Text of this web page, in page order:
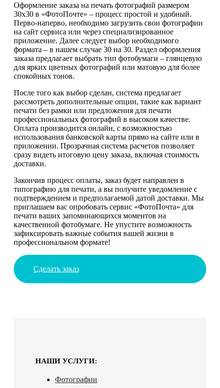
Оформление заказа на печать фотографий размером
30х30 в «ФотоПочте» – процесс простой и удобный.
Перво-наперво, необходимо загрузить свои фотографии
на сайт сервиса или через специализированное
приложение. Далее следует выбор необходимого
формата – в нашем случае 30 на 30. Раздел оформления
заказа предлагает выбрать тип фотобумаги – глянцевую
для ярких цветных фотографий или матовую для более
спокойных тонов.
После того как выбор сделан, система предлагает
рассмотреть дополнительные опции, такие как вариант
печати без рамки или предложения для печати
профессиональных фотографий в высоком качестве.
Оплата производится онлайн, с возможностью
использования банковской карты прямо на сайте или в
приложении. Прозрачная система расчетов позволяет
сразу видеть итоговую цену заказа, включая стоимость
доставки.
Закончив процесс оплаты, заказ будет направлен в
типографию для печати, а вы получите уведомление с
подтверждением и предполагаемой датой доставки. Мы
приглашаем вас опробовать сервис «ФотоПочта» для
печати ваших запоминающихся моментов на
качественной фотобумаге. Не упустите возможность
зафиксировать важные события вашей жизни в
профессиональном формате!
Сделать заказ
НАШИ УСЛУГИ:
Фотографии